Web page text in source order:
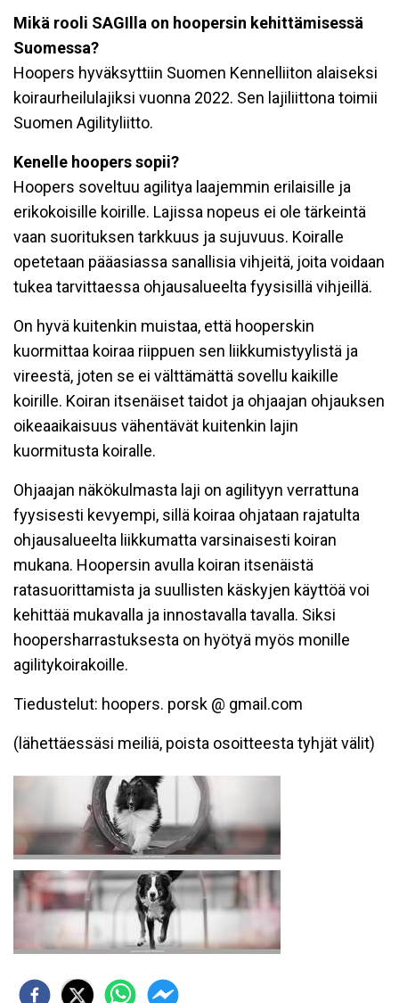
Mikä rooli SAGIlla on hoopersin kehittämisessä
Suomessa?
Hoopers hyväksyttiin Suomen Kennelliiton alaiseksi
koiraurheilulajiksi vuonna 2022. Sen lajiliittona toimii
Suomen Agilityliitto.
Kenelle hoopers sopii?
Hoopers soveltuu agilitya laajemmin erilaisille ja
erikokoisille koirille. Lajissa nopeus ei ole tärkeintä
vaan suorituksen tarkkuus ja sujuvuus. Koiralle
opetetaan pääasiassa sanallisia vihjeitä, joita voidaan
tukea tarvittaessa ohjausalueelta fyysisillä vihjeillä.
On hyvä kuitenkin muistaa, että hooperskin
kuormittaa koiraa riippuen sen liikkumistyylistä ja
vireestä, joten se ei välttämättä sovellu kaikille
koirille. Koiran itsenäiset taidot ja ohjaajan ohjauksen
oikeaaikaisuus vähentävät kuitenkin lajin
kuormitusta koiralle.
Ohjaajan näkökulmasta laji on agilityyn verrattuna
fyysisesti kevyempi, sillä koiraa ohjataan rajatulta
ohjausalueelta liikkumatta varsinaisesti koiran
mukana. Hoopersin avulla koiran itsenäistä
ratasuorittamista ja suullisten käskyjen käyttöä voi
kehittää mukavalla ja innostavalla tavalla. Siksi
hoopersharrastuksesta on hyötyä myös monille
agilitykoirakoille.
Tiedustelut: hoopers. porsk @ gmail.com
(lähettäessäsi meiliä, poista osoitteesta tyhjät välit)